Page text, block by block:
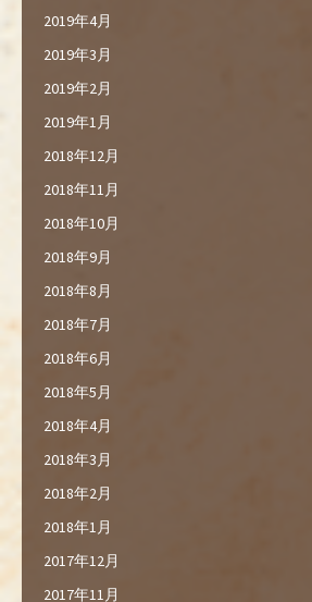
2019年4月
2019年3月
2019年2月
2019年1月
2018年12月
2018年11月
2018年10月
2018年9月
2018年8月
2018年7月
2018年6月
2018年5月
2018年4月
2018年3月
2018年2月
2018年1月
2017年12月
2017年11月